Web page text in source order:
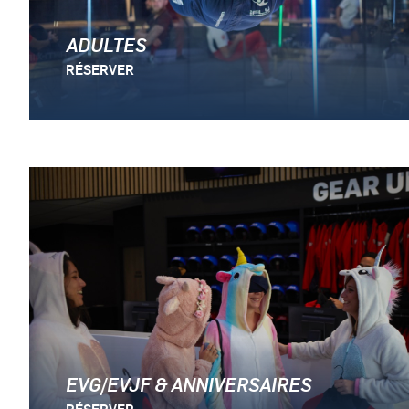
ADULTES
RÉSERVER
EVG/EVJF & ANNIVERSAIRES